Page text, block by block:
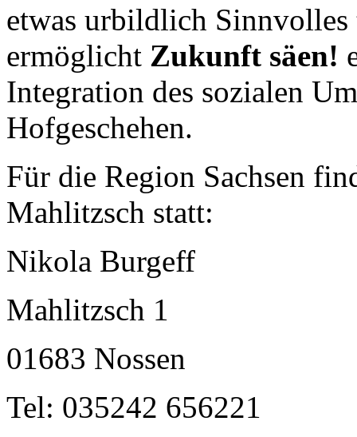
etwas urbildlich Sinnvolles
ermöglicht Zukunft säen!
Integration des sozialen
Hofgeschehen.
Für die Region Sachsen
Mahlitzsch statt:
Nikola Burgeff
Mahlitzsch 1
01683 Nossen
Tel: 035242 656221